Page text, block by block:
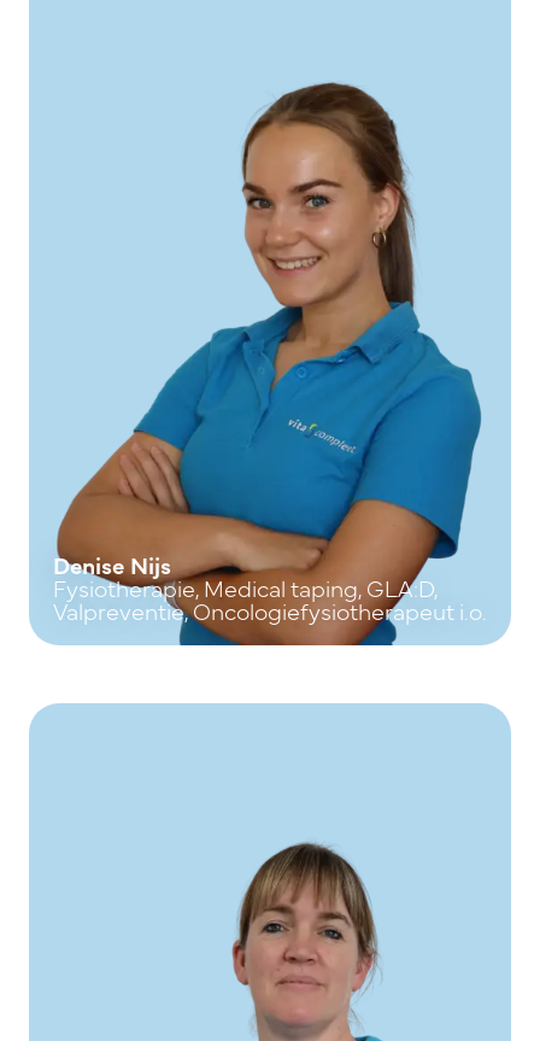
Denise Nijs
Fysiotherapie, Medical taping, GLA:D,
Valpreventie, Oncologiefysiotherapeut i.o.